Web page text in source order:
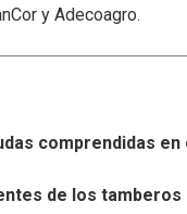
y Adecoagro.
comprendidas
de los tamberos